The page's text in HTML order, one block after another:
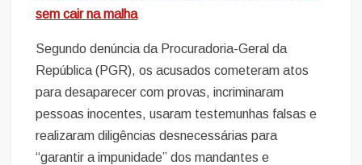
sem cair na malha
Segundo denúncia da Procuradoria-Geral da
República (PGR), os acusados cometeram atos
para desaparecer com provas, incriminaram
pessoas inocentes, usaram testemunhas falsas e
realizaram diligências desnecessárias para
“garantir a impunidade” dos mandantes e